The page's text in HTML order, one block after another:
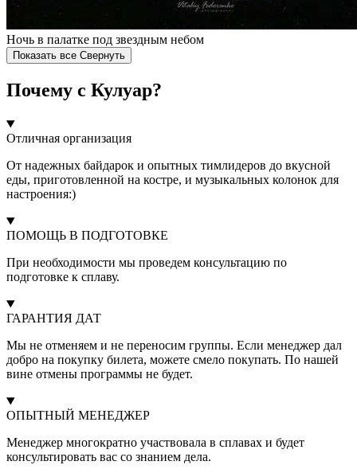
Ночь в палатке под звездным небом
Показать все Свернуть
Почему с Кулуар?
Отличная организация
От надежных байдарок и опытных тимлидеров до вкусной
еды, приготовленной на костре, и музыкальных колонок для
настроения:)
ПОМОЩЬ В ПОДГОТОВКЕ
При необходимости мы проведем консультацию по
подготовке к сплаву.
ГАРАНТИЯ ДАТ
Мы не отменяем и не переносим группы. Если менеджер дал
добро на покупку билета, можете смело покупать. По нашей
вине отмены программы не будет.
ОПЫТНЫЙ МЕНЕДЖЕР
Менеджер многократно участвовала в сплавах и будет
консультировать вас со знанием дела.